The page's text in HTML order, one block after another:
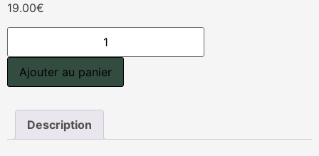
19.00€
Ajouter au panier
Description